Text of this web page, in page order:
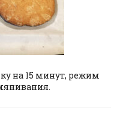
на 15 минут, режим